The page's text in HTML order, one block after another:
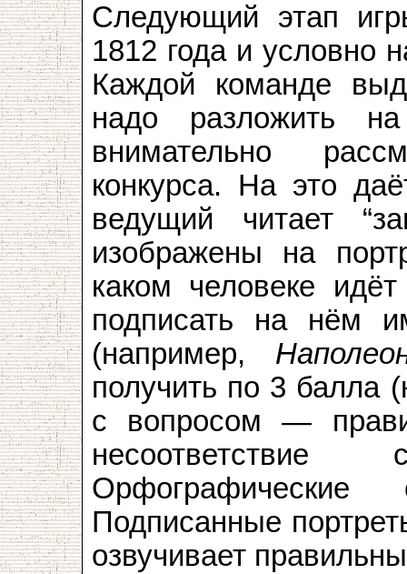
Следующий этап
1812 года и условно
Каждой команде
надо разложить
внимательно
конкурса. На это
ведущий читает
изображены на
каком человеке
подписать на нём
(например,
получить по 3 балла
с вопросом —
Подписанные
озвучивает